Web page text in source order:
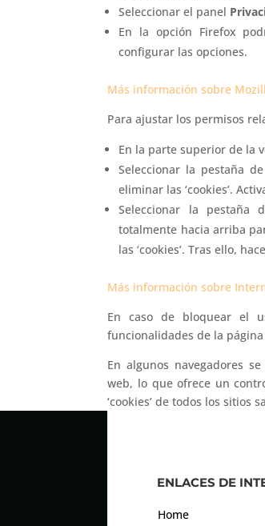
Seleccionar el panel
En la opción Firefox
configurar las opciones.
Más información sobre
Para ajustar los permisos
En la parte superior de la
Seleccionar la pestaña
eliminar las ‘cookies’.
Seleccionar la pestaña
totalmente hacia arriba
las ‘cookies’. Tras ello,
Más información sobre
En caso de bloquear el
funcionalidades de la
En algunos navegadores
web, lo que ofrece un
‘cookies’ de todos los sitios
ENLACES DE
Home